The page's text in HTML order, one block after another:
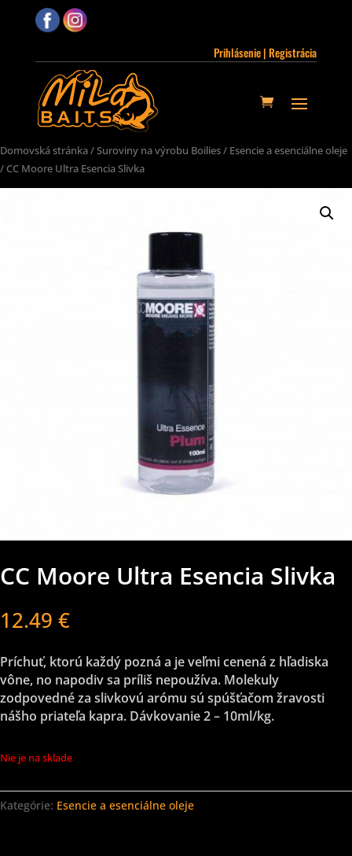
Prihlásenie | Registrácia
Domovská stránka/Suroviny na výrobu Boilies/ Esencie a esenciálne oleje
/ CC Moore Ultra Esencia Slivka
CC Moore Ultra Esencia Slivka
12.49 €
Príchuť, ktorú každý pozná a je veľmi cenená z hľadiska
vône, no napodiv sa príliš nepoužíva. Molekuly
zodpovedné za slivkovú arómu sú spúšťačom žravosti
nášho priateľa kapra. Dávkovanie 2 – 10ml/kg.
Nie je na sklade
Kategórie: Esencie a esenciálne oleje